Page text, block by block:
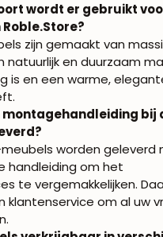
wordt er gebruikt
zijn gemaakt van
natuurlijk en duurzaam
is en een warme,
montagehandleiding bij
worden geleverd
handleiding om het
te vergemakkelijken.
klantenservice om al uw